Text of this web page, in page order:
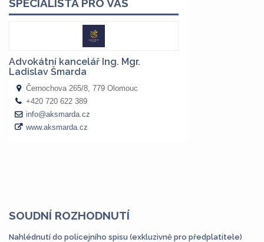
SOUDNÍ ROZHODNUTÍ
Nahlédnutí do policejního spisu (exkluzivně pro předplatitele)